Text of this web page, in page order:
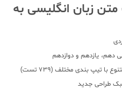
زبان انگلیسی به